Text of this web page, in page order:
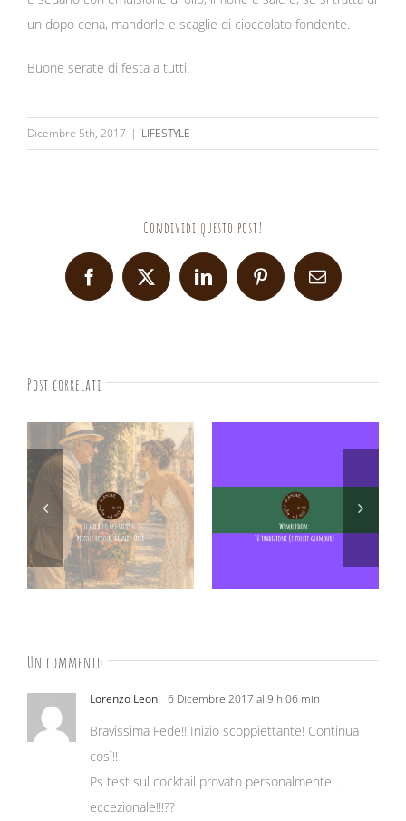
un dopo cena, mandorle e scaglie di cioccolato fondente.
Buone serate di festa a tutti!
Dicembre 5th, 2017 | LIFESTYLE
Condividi questo post!
Facebook
X LinkedInPinterestEmail
Post correlati
Un commento
Lorenzo Leoni 6 Dicembre 2017 al 9 h 06 min
Bravissima Fede!! Inizio scoppiettante! Continua
così!!
Ps test sul cocktail provato personalmente…
eccezionale!!!??